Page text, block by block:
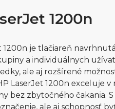
1200n
1200n je tlačiareň
a individuálnych
ale aj rozšírené
LaserJet 1200n exceluje
bez zbytočného čakania.
ale aj schopnosť